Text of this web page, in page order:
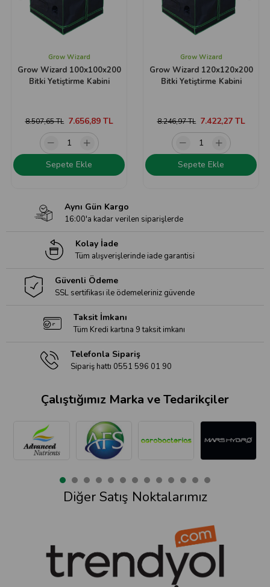
Grow Wizard
Grow Wizard 100x100x200
Bitki Yetiştirme Kabini
7.656,89 TL
8.507,65 TL
Sepete Ekle
Grow Wizard
Grow Wizard 120x120x200
Bitki Yetiştirme Kabini
7.422,27 TL
8.246,97 TL
Sepete Ekle
Aynı Gün Kargo
16:00'a kadar verilen siparişlerde
Kolay İade
Tüm alışverişlerinde iade garantisi
Güvenli Ödeme
SSL sertifikası ile ödemeleriniz güvende
Taksit İmkanı
Tüm Kredi kartına 9 taksit imkanı
Telefonla Sipariş
Sipariş hattı 0551 596 01 90
Çalıştığımız Marka ve Tedarikçiler
Diğer Satış Noktalarımız